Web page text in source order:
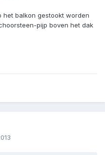
het balkon gestookt worden
pijp boven het dak